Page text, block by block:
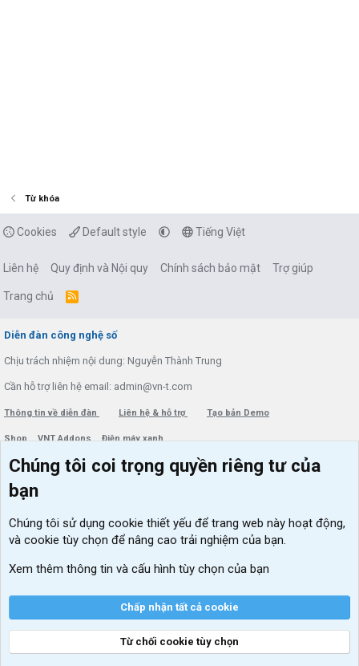
Từ khóa
Cookies Default style Tiếng Việt
Liên hệ Quy định và Nội quy Chính sách bảo mật Trợ giúp
Trang chủ
R
Diễn đàn công nghệ số
Chịu trách nhiệm nội dung: Nguyễn Thành Trung
Cần hỗ trợ liên hệ email: admin@vn-t.com
Thông tin về diễn đàn Liên hệ & hỗ trợ Tạo bản Demo
Shop VNT Addons Điện máy xanh
Menu thành viên
Đăng nhập
Diễn đàn
Kích hoạt Windows/ Office miễn phí
VIP add-ons Xenforo
Khuyến mãi và tài trợ
Chúng tôi coi trọng quyền riêng tư của
bạn
Chúng tôi sử dụng cookie thiết yếu để trang web này hoạt động,
và cookie tùy chọn để nâng cao trải nghiệm của bạn.
Xem thêm thông tin và cấu hình tùy chọn của bạn
Chấp nhận tất cả cookie
Từ chối cookie tùy chọn